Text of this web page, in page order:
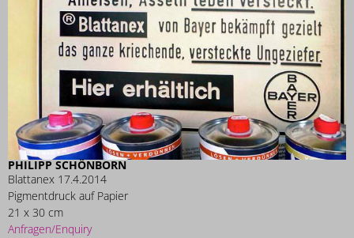
PHILIPP SCHÖNBORN
Blattanex 17.4.2014
Pigmentdruck auf Papier
21 x 30 cm
Anfragen/Enquiry